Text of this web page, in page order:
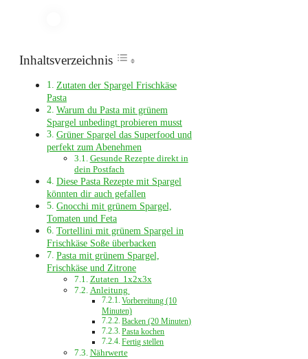
Inhaltsverzeichnis
Zutaten der Spargel Frischkäse
Pasta
Warum du Pasta mit grünem
Spargel unbedingt probieren musst
Grüner Spargel das Superfood und
perfekt zum Abenehmen
Gesunde Rezepte direkt in
dein Postfach
Diese Pasta Rezepte mit Spargel
könnten dir auch gefallen
Gnocchi mit grünem Spargel,
Tomaten und Feta
Tortellini mit grünem Spargel in
Frischkäse Soße überbacken
Pasta mit grünem Spargel,
Frischkäse und Zitrone
Zutaten 1x2x3x
Anleitung
Vorbereitung (10
Minuten)
Backen (20 Minuten)
Pasta kochen
Fertig stellen
Nährwerte